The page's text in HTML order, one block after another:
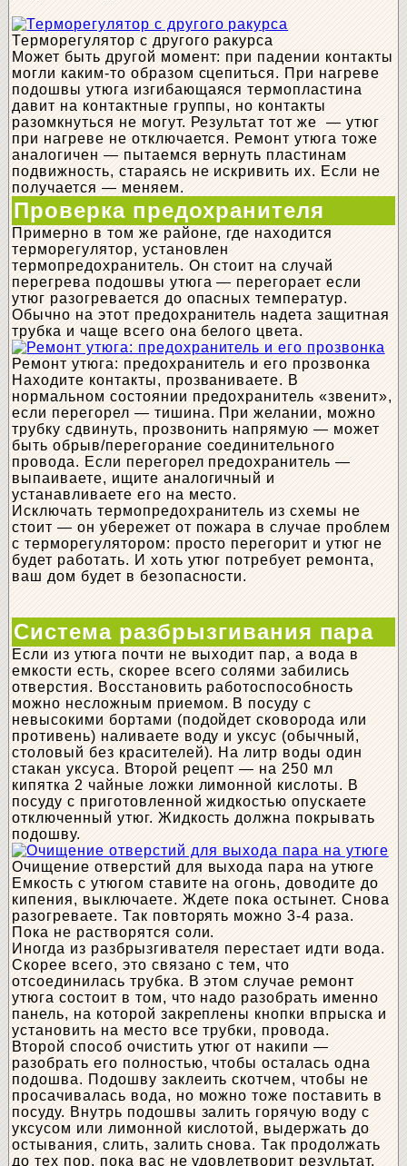
Терморегулятор с другого ракурса
Может быть другой момент: при падении контакты
могли каким-то образом сцепиться. При нагреве
подошвы утюга изгибающаяся термопластина
давит на контактные группы, но контакты
разомкнуться не могут. Результат тот же — утюг
при нагреве не отключается. Ремонт утюга тоже
аналогичен — пытаемся вернуть пластинам
подвижность, стараясь не искривить их. Если не
получается — меняем.
Проверка предохранителя
Примерно в том же районе, где находится
терморегулятор, установлен
термопредохранитель. Он стоит на случай
перегрева подошвы утюга — перегорает если
утюг разогревается до опасных температур.
Обычно на этот предохранитель надета защитная
трубка и чаще всего она белого цвета.
Ремонт утюга: предохранитель и его прозвонка
Находите контакты, прозваниваете. В
нормальном состоянии предохранитель «звенит»,
если перегорел — тишина. При желании, можно
трубку сдвинуть, прозвонить напрямую — может
быть обрыв/перегорание соединительного
провода. Если перегорел предохранитель —
выпаиваете, ищите аналогичный и
устанавливаете его на место.
Исключать термопредохранитель из схемы не
стоит — он убережет от пожара в случае проблем
с терморегулятором: просто перегорит и утюг не
будет работать. И хоть утюг потребует ремонта,
ваш дом будет в безопасности.
Система разбрызгивания пара
Если из утюга почти не выходит пар, а вода в
емкости есть, скорее всего солями забились
отверстия. Восстановить работоспособность
можно несложным приемом. В посуду с
невысокими бортами (подойдет сковорода или
противень) наливаете воду и уксус (обычный,
столовый без красителей). На литр воды один
стакан уксуса. Второй рецепт — на 250 мл
кипятка 2 чайные ложки лимонной кислоты. В
посуду с приготовленной жидкостью опускаете
отключенный утюг. Жидкость должна покрывать
подошву.
Очищение отверстий для выхода пара на утюге
Емкость с утюгом ставите на огонь, доводите до
кипения, выключаете. Ждете пока остынет. Снова
разогреваете. Так повторять можно 3-4 раза.
Пока не растворятся соли.
Иногда из разбрызгивателя перестает идти вода.
Скорее всего, это связано с тем, что
отсоединилась трубка. В этом случае ремонт
утюга состоит в том, что надо разобрать именно
панель, на которой закреплены кнопки впрыска и
установить на место все трубки, провода.
Второй способ очистить утюг от накипи —
разобрать его полностью, чтобы осталась одна
подошва. Подошву заклеить скотчем, чтобы не
просачивалась вода, но можно тоже поставить в
посуду. Внутрь подошвы залить горячую воду с
уксусом или лимонной кислотой, выдержать до
остывания, слить, залить снова. Так продолжать
до тех пор, пока вас не удовлетворит результат.